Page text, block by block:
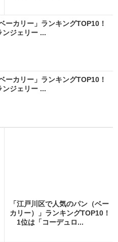
ーカリー」ランキングTOP10！
ジェリー ...
ーカリー」ランキングTOP10！
ジェリー ...
「江戸川区で人気のパン（ベー
カリー）」ランキングTOP10！
1位は「コーデュロ...